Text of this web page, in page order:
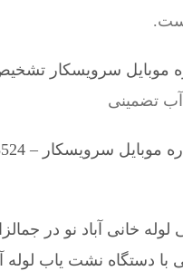
سرویسکار تشخیص
تضمینی
موبایل سرویسکار – 09198528524
خانی آباد نو در
با دستگاه نشت یاب لوله